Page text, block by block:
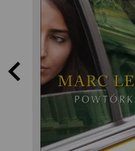
Marc Levy